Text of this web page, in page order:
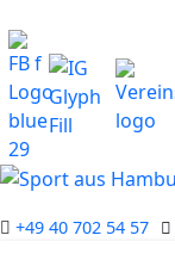
+49 40 702 54 57